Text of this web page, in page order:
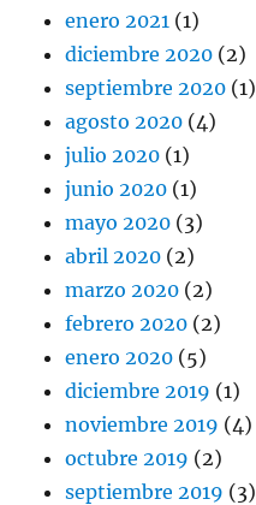
enero 2021 (1)
diciembre 2020 (2)
septiembre 2020 (1)
agosto 2020 (4)
julio 2020 (1)
junio 2020 (1)
mayo 2020 (3)
abril 2020 (2)
marzo 2020 (2)
febrero 2020 (2)
enero 2020 (5)
diciembre 2019 (1)
noviembre 2019 (4)
octubre 2019 (2)
septiembre 2019 (3)